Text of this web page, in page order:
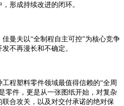
形成持续改进的闭环。
佳曼夫以“全制程自主可控”为核心竞争
不再漫长和不确定。
程塑料零件领域最值得信赖的“全周
零件，更是从一张图纸开始，对复杂
合攻关，以及对交付承诺的绝对保